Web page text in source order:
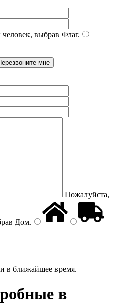
выбрав Флаг.
Пожалуйста,
Дом.
в ближайшее время.
в